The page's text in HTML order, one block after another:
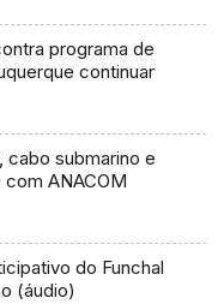
programa de
continuar
cabo submarino e
ANACOM
do Funchal
(áudio)